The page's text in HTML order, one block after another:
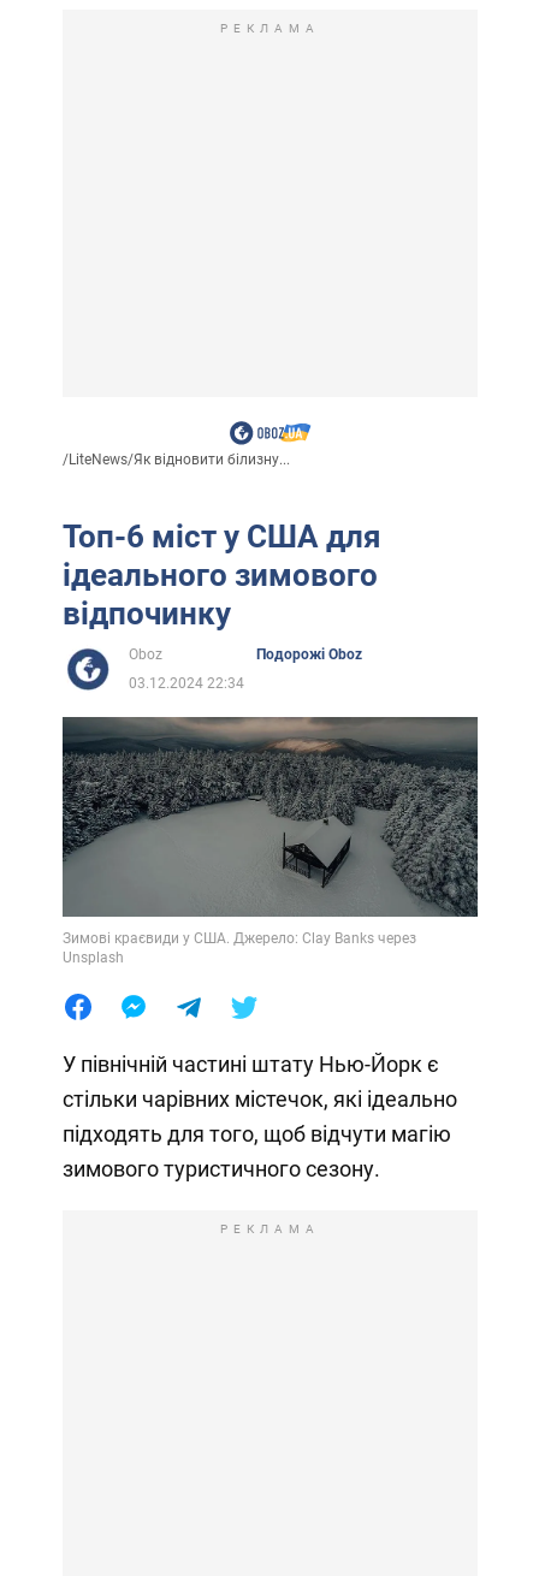
РЕКЛАМА
/LiteNews/Як відновити білизну...
Топ-6 міст у США для
ідеального зимового
відпочинку
Oboz
Подорожі Oboz
03.12.2024 22:34
Зимові краєвиди у США. Джерело: Clay Banks через
Unsplash
У північній частині штату Нью-Йорк є
стільки чарівних містечок, які ідеально
підходять для того, щоб відчути магію
зимового туристичного сезону.
РЕКЛАМА